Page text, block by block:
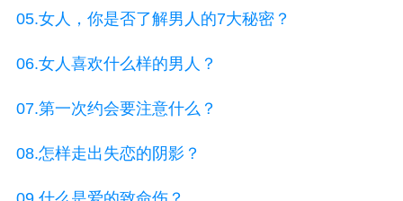
05.女人，你是否了解男人的7大秘密？
06.女人喜欢什么样的男人？
07.第一次约会要注意什么？
08.怎样走出失恋的阴影？